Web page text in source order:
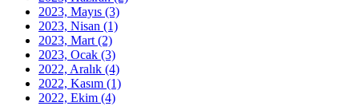
2023, Mayıs (3)
2023, Nisan (1)
2023, Mart (2)
2023, Ocak (3)
2022, Aralık (4)
2022, Kasım (1)
2022, Ekim (4)